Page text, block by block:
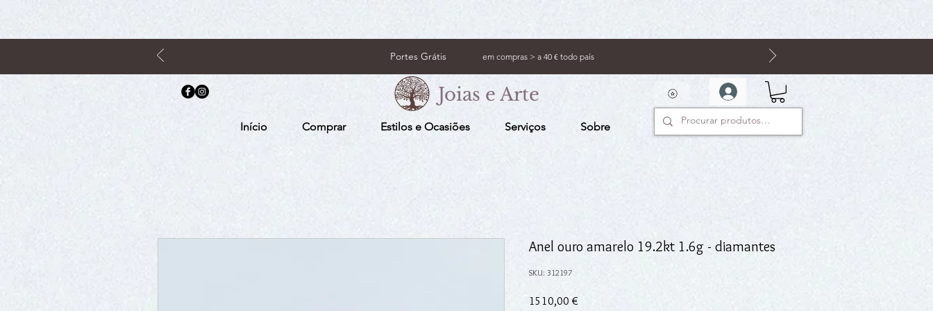
Portes Grátis em compras > a 40 € todo país
Joias e Arte
Início Comprar Estilos e Ocasiões Serviços Sobre
Anel ouro amarelo 19.2kt 1.6g - diamantes
SKU: 312197
1510,00 €